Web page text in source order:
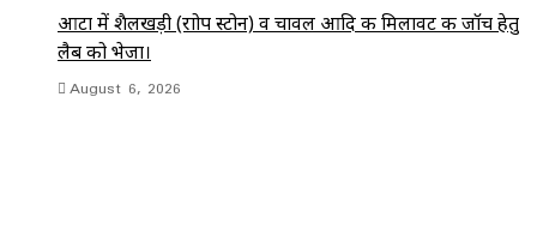
आटा में शैलखड़ी (राोप स्टोन) व चावल आदि की मिलावट की जॉच हेतु
लैब को भेजा।
August 6, 2026